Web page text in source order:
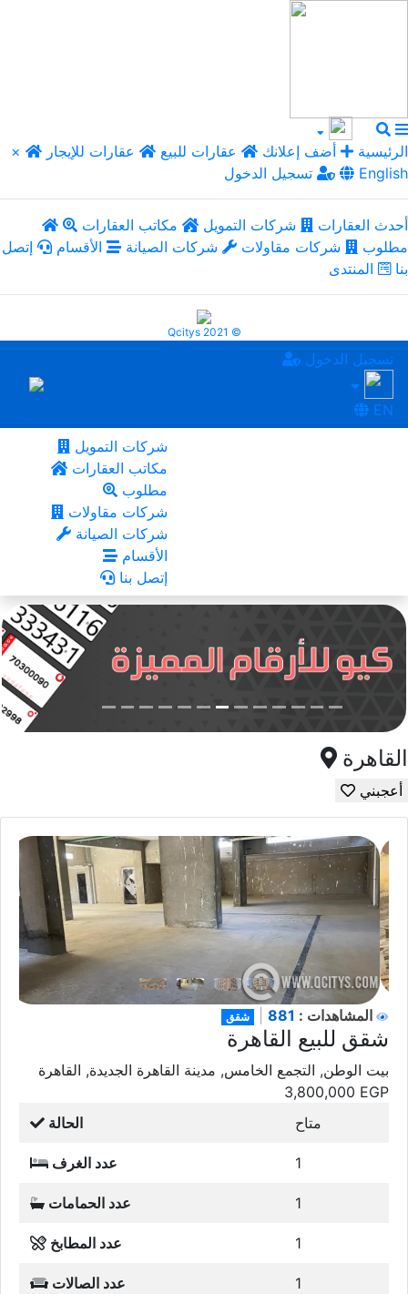
× الرئيسية أضف إعلانك عقارات للبيع
عقارات للإيجار
تسجيل الدخول
English
أحدث العقارات شركات التمويل
مكاتب العقارات
مطلوب
شركات مقاولات شركات الصيانة الأقسام
إتصل
بنا
المنتدى
Qcitys 2021 ©
تسجيل الدخول
EN
شركات التمويل
مكاتب العقارات
مطلوب
شركات مقاولات
شركات الصيانة
الأقسام
إتصل بنا
القاهرة
أعجبني
شقق المشاهدات :
شقق للبيع القاهرة
بيت الوطن, التجمع الخامس, مدينة القاهرة الجديدة, القاهرة
3,800,000 EGP
الحالة
متاح
عدد الغرف 1
عدد الحمامات 1
عدد المطابخ 1
عدد الصالات 1